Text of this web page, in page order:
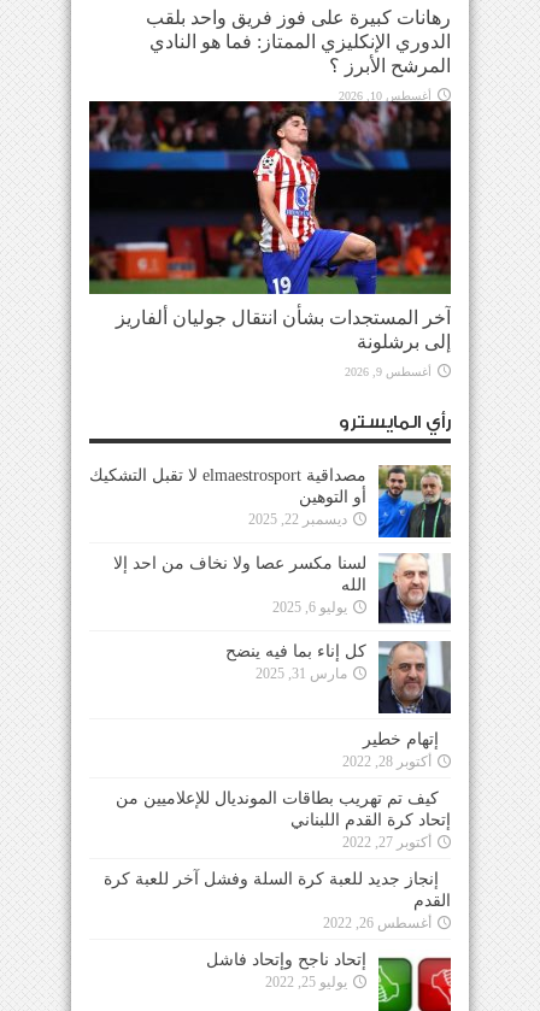
رهانات كبيرة على فوز فريق واحد بلقب
الدوري الإنكليزي الممتاز: فما هو النادي
المرشح الأبرز ؟
أغسطس 10, 2026
آخر المستجدات بشأن انتقال جوليان ألفاريز
إلى برشلونة
أغسطس 9, 2026
رأي المايسترو
مصداقية elmaestrosport لا تقبل التشكيك
أو التوهين
ديسمبر 22, 2025
لسنا مكسر عصا ولا نخاف من احد إلا
الله
يوليو 6, 2025
كل إناء بما فيه ينضح
مارس 31, 2025
إتهام خطير
أكتوبر 28, 2022
كيف تم تهريب بطاقات المونديال للإعلاميين من
إتحاد كرة القدم اللبناني
أكتوبر 27, 2022
إنجاز جديد للعبة كرة السلة وفشل آخر للعبة كرة
القدم
أغسطس 26, 2022
إتحاد ناجح وإتحاد فاشل
يوليو 25, 2022